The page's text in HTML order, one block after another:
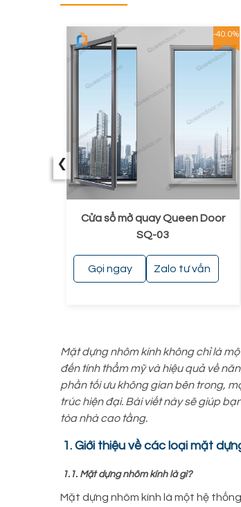
-40.0%
Cửa sổ mở quay Queen Door
SQ-03
Gọi ngay Zalo tư vấn
‹
Mặt dựng nhôm kính không chỉ là
đến tính thẩm mỹ và hiệu quả về
phần tối ưu không gian bên trong,
trúc hiện đại. Bài viết này sẽ giúp
tòa nhà cao tầng.
1. Giới thiệu về các loại mặt
1.1. Mặt dựng nhôm kính là gì?
Mặt dựng nhôm kính là một hệ